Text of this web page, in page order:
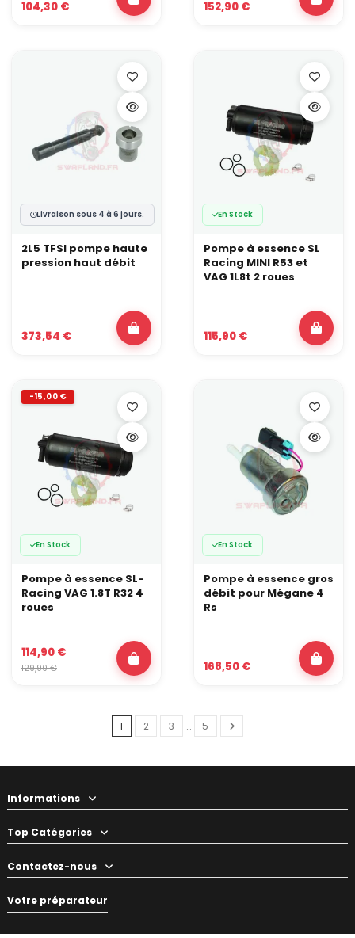
104,30 € 152,90 €
Livraison sous 4 à 6 jours.
2L5 TFSI pompe haute
pression haut débit
373,54 €
En Stock
Pompe à essence SL
Racing MINI R53 et
VAG 1L8t 2 roues
115,90 €
-15,00 €
En Stock
Pompe à essence SL-
Racing VAG 1.8T R32 4
roues
114,90 €
129,90 €
En Stock
Pompe à essence gros
débit pour Mégane 4
Rs
168,50 €
1 2 3 … 5
Informations
Top Catégories
Contactez-nous
Votre préparateur